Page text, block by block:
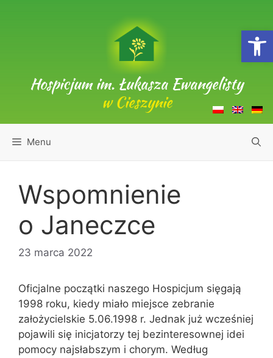
Hospicjum im. Łukasza Ewangelisty
w Cieszynie
Menu
Wspomnienie
o Janeczce
23 marca 2022
Oficjalne początki naszego Hospicjum sięgają
1998 roku, kiedy miało miejsce zebranie
założycielskie 5.06.1998 r. Jednak już wcześniej
pojawili się inicjatorzy tej bezinteresownej idei
pomocy najsłabszym i chorym. Według